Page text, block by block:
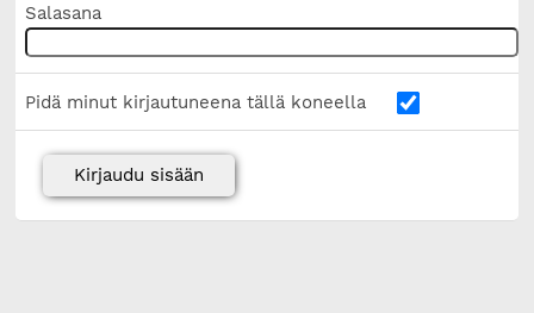
Salasana
Pidä minut kirjautuneena tällä koneella